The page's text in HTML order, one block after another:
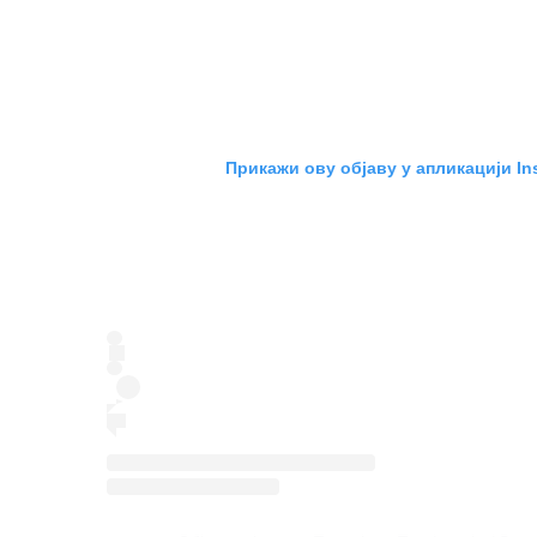
Прикажи ову објаву у апликацији